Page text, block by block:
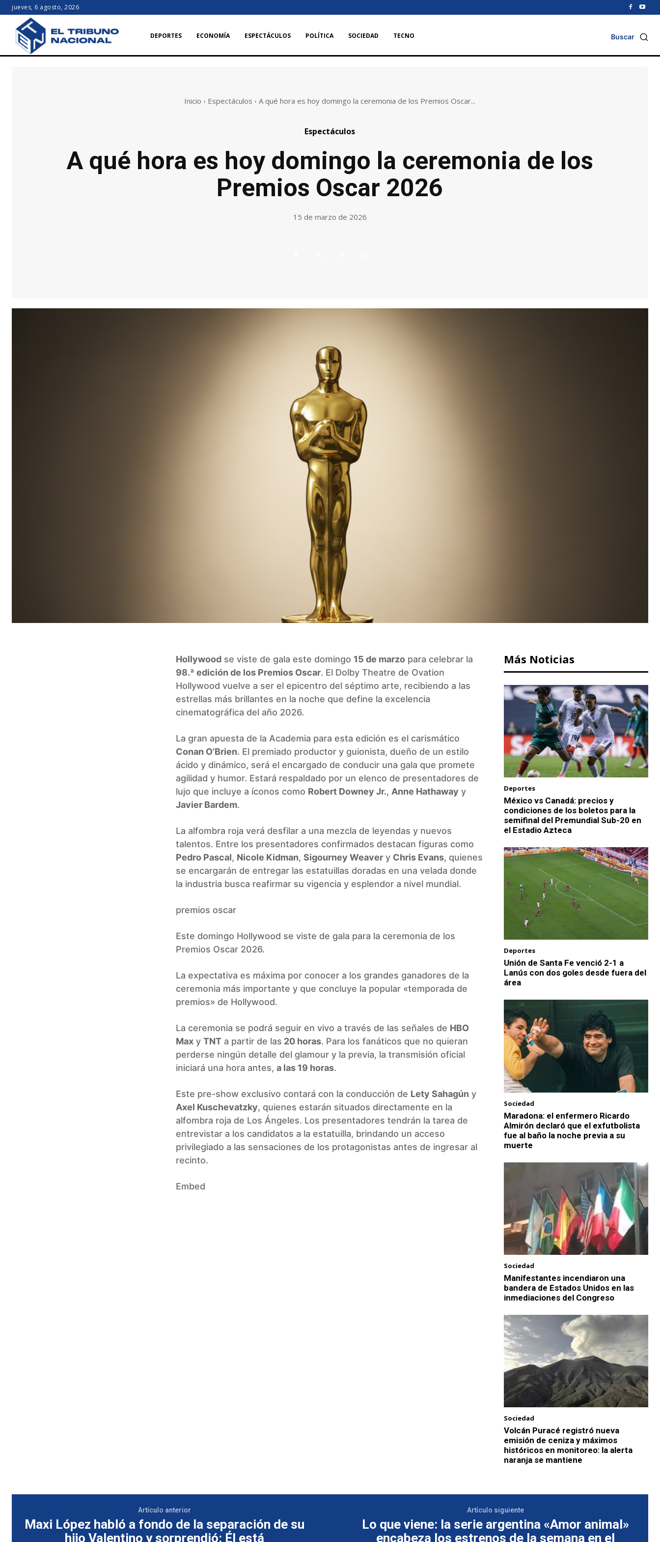
jueves, 6 agosto, 2026
DEPORTES ECONOMÍA ESPECTÁCULOS POLÍTICA SOCIEDAD TECNO Buscar
Inicio Espectáculos A qué hora es hoy domingo la ceremonia de los Premios Oscar...
Espectáculos
A qué hora es hoy domingo la ceremonia de los
Premios Oscar 2026
15 de marzo de 2026
Hollywood se viste de gala este domingo 15 de marzo para celebrar la
98.ª edición de los Premios Oscar. El Dolby Theatre de Ovation
Hollywood vuelve a ser el epicentro del séptimo arte, recibiendo a las
estrellas más brillantes en la noche que define la excelencia
cinematográfica del año 2026.
La gran apuesta de la Academia para esta edición es el carismático
Conan O’Brien. El premiado productor y guionista, dueño de un estilo
ácido y dinámico, será el encargado de conducir una gala que promete
agilidad y humor. Estará respaldado por un elenco de presentadores de
lujo que incluye a íconos como Robert Downey Jr., Anne Hathaway y
Javier Bardem.
La alfombra roja verá desfilar a una mezcla de leyendas y nuevos
talentos. Entre los presentadores confirmados destacan figuras como
Pedro Pascal, Nicole Kidman, Sigourney Weaver y Chris Evans, quienes
se encargarán de entregar las estatuillas doradas en una velada donde
la industria busca reafirmar su vigencia y esplendor a nivel mundial.
premios oscar
Este domingo Hollywood se viste de gala para la ceremonia de los
Premios Oscar 2026.
La expectativa es máxima por conocer a los grandes ganadores de la
ceremonia más importante y que concluye la popular «temporada de
premios» de Hollywood.
La ceremonia se podrá seguir en vivo a través de las señales de HBO
Max y TNT a partir de las 20 horas. Para los fanáticos que no quieran
perderse ningún detalle del glamour y la previa, la transmisión oficial
iniciará una hora antes, a las 19 horas.
Este pre-show exclusivo contará con la conducción de Lety Sahagún y
Axel Kuschevatzky, quienes estarán situados directamente en la
alfombra roja de Los Ángeles. Los presentadores tendrán la tarea de
entrevistar a los candidatos a la estatuilla, brindando un acceso
privilegiado a las sensaciones de los protagonistas antes de ingresar al
recinto.
Embed
Más Noticias
Deportes
México vs Canadá: precios y
condiciones de los boletos para la
semifinal del Premundial Sub-20 en
el Estadio Azteca
Deportes
Unión de Santa Fe venció 2-1 a
Lanús con dos goles desde fuera del
área
Sociedad
Maradona: el enfermero Ricardo
Almirón declaró que el exfutbolista
fue al baño la noche previa a su
muerte
Sociedad
Manifestantes incendiaron una
bandera de Estados Unidos en las
inmediaciones del Congreso
Sociedad
Volcán Puracé registró nueva
emisión de ceniza y máximos
históricos en monitoreo: la alerta
naranja se mantiene
Artículo anterior
Maxi López habló a fondo de la separación de su
hijo Valentino y sorprendió: Él está
Artículo siguiente
Lo que viene: la serie argentina «Amor animal»
encabeza los estrenos de la semana en el